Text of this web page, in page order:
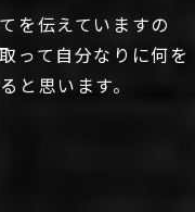
を伝えていますの
って自分なりに何を
と思います。